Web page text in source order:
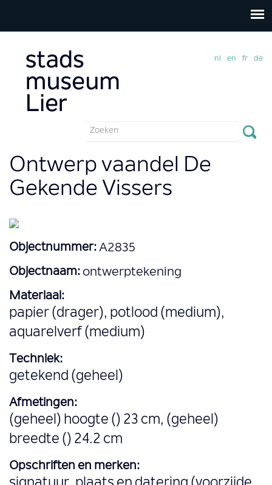
Zoekveld
nl en fr de
Ontwerp vaandel De
Gekende Vissers
Objectnummer: A2835
Objectnaam: ontwerptekening
Materiaal:
papier (drager), potlood (medium),
aquarelverf (medium)
Techniek:
getekend (geheel)
Afmetingen:
(geheel) hoogte () 23 cm, (geheel)
breedte () 24.2 cm
Opschriften en merken: